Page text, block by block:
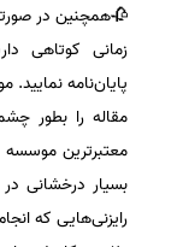
🥀همچنین در
زمانی کوتاهی
پایان‌نامه نمایید.
مقاله را بطور
معتبرترین
بسیار درخشانی